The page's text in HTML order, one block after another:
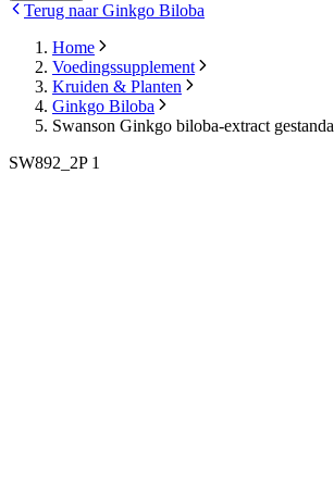
Terug naar Ginkgo Biloba
Home
Voedingssupplement
Kruiden & Planten
Ginkgo Biloba
Swanson Ginkgo biloba-extract
SW892_2P 1